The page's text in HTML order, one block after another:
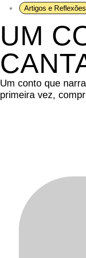
Artigos e Reflexões
UM
Um conto que
primeira vez,